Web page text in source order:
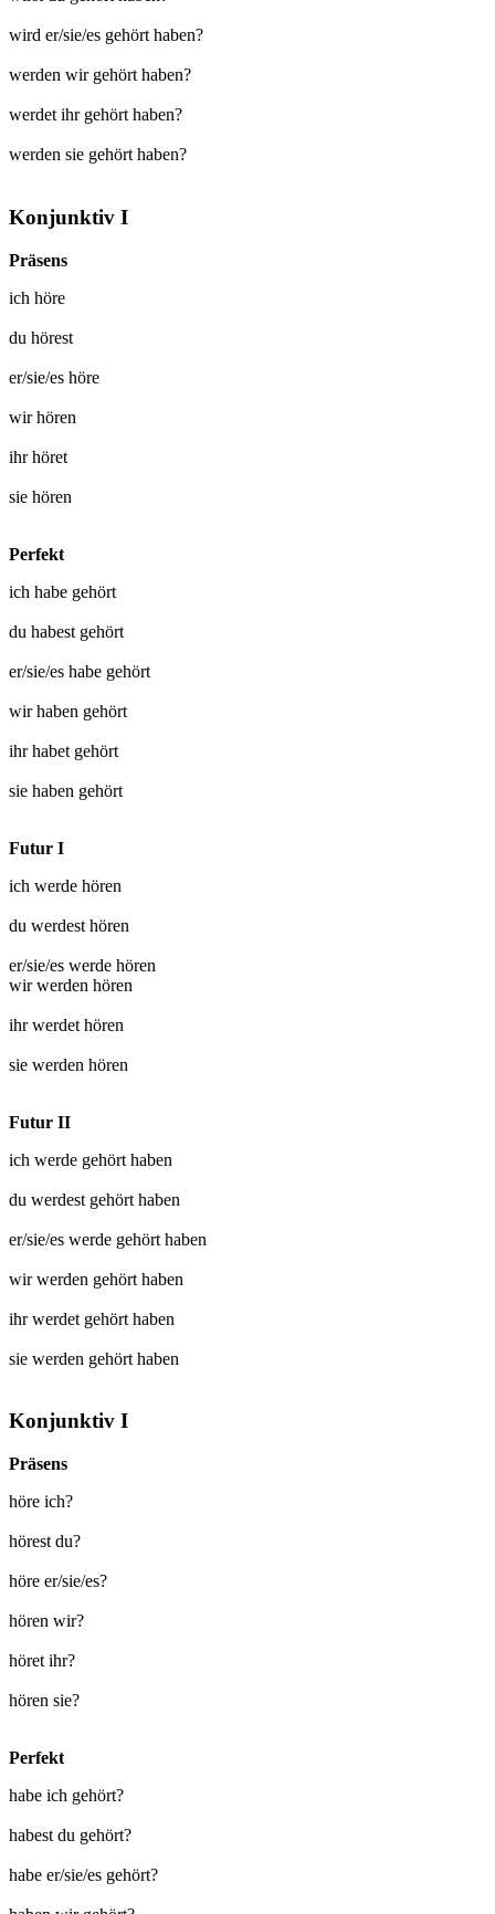
wird er/sie/es gehört haben?
werden wir gehört haben?
werdet ihr gehört haben?
werden sie gehört haben?
Konjunktiv I
Präsens
ich höre
du hörest
er/sie/es höre
wirhören
ihrhöret
sie hören
Perfekt
ich habe gehört
du habest gehört
er/sie/es habe gehört
wir haben gehört
ihr habet gehört
sie haben gehört
Futur I
ich werde hören
du werdest hören
er/sie/es werde hören
wir werden hören
ihr werdet hören
sie werden hören
Futur II
ich werde gehört haben
du werdest gehört haben
er/sie/es werde gehört haben
wir werden gehört haben
ihr werdet gehört haben
sie werden gehört haben
Konjunktiv I
Präsens
höre ich?
hörest du?
höre er/sie/es?
hören wir?
höret ihr?
hören sie?
Perfekt
habe ich gehört?
habest du gehört?
habe er/sie/es gehört?